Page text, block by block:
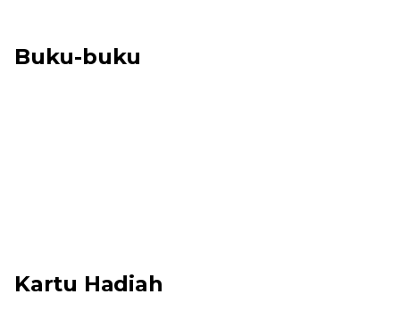
Buku-buku
Kartu Hadiah